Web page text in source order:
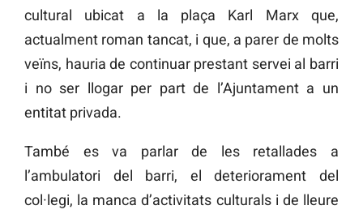
cultural ubicat a la plaça Karl Marx que,
actualment roman tancat, i que, a parer de molts
veïns, hauria de continuar prestant servei al barri
i no ser llogar per part de l’Ajuntament a un
entitat privada.
També es va parlar de les retallades a
l’ambulatori del barri, el deteriorament del
col·legi, la manca d’activitats culturals i de lleure